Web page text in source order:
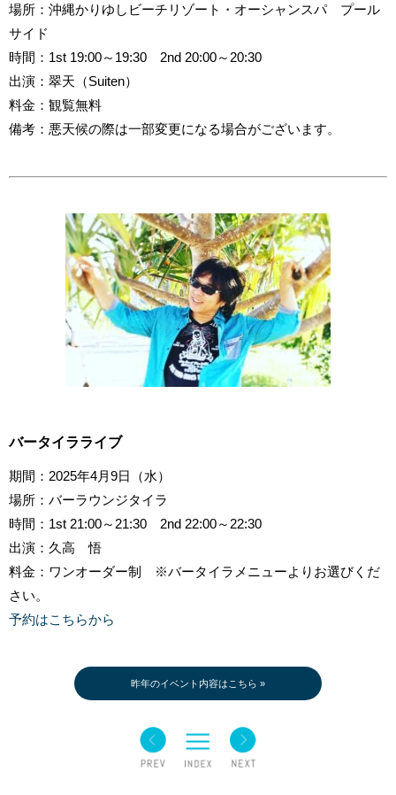
場所：沖縄かりゆしビーチリゾート・オーシャンスパ プール
サイド
時間：1st 19:00～19:30 2nd 20:00～20:30
出演：翠天（Suiten）
料金：観覧無料
備考：悪天候の際は一部変更になる場合がございます。
バータイラライブ
期間：2025年4月9日（水）
場所：バーラウンジタイラ
時間：1st 21:00～21:30 2nd 22:00～22:30
出演：久高 悟
料金：ワンオーダー制 ※バータイラメニューよりお選びくだ
さい。
予約はこちらから
昨年のイベント内容はこちら »